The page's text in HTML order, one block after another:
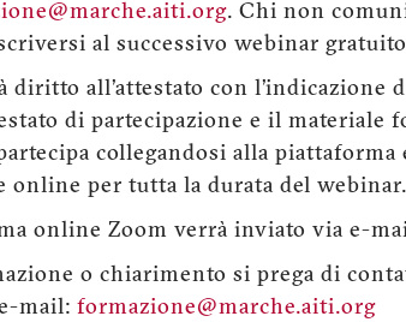
. Chi non
al successivo webinar
diritto all’attestato con l’indicazione
di partecipazione e il
collegandosi alla
online per tutta la durata del webinar.
online Zoom verrà inviato via e-
o chiarimento si prega di
mail: formazione@marche.aiti.org